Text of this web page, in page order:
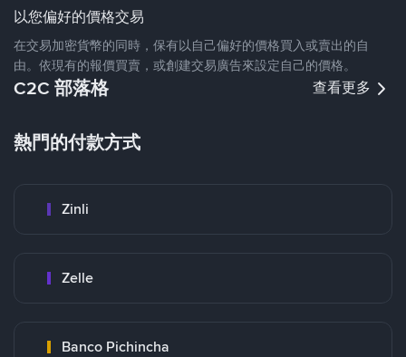
以您偏好的價格交易
在交易加密貨幣的同時，保有以自己偏好的價格買入或賣出的自
由。依現有的報價買賣，或創建交易廣告來設定自己的價格。
C2C 部落格 查看更多
熱門的付款方式
Zinli
Zelle
Banco Pichincha